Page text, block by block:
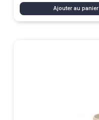
Ajouter au panier